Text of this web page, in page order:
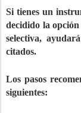
Si tienes un
decidido la
selectiva,
citados.
Los pasos
siguientes: